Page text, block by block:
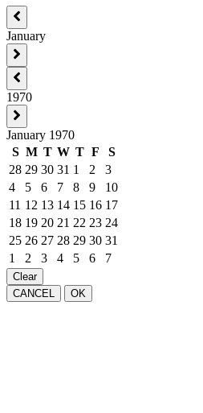
January
1970
January 1970
S M T W T F
S
28 29 30 31 1 2
3
4
5 6 7 8 9
10
11 12 13 14 15 16 17
18 19 20 21 22 23 24
25 26 27 28 29 30 31
1
2 3 4 5 6 7
Clear
CANCEL
OK